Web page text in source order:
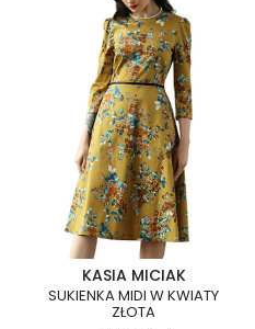
KASIA MICIAK
SUKIENKA MIDI W KWIATY
ZŁOTA